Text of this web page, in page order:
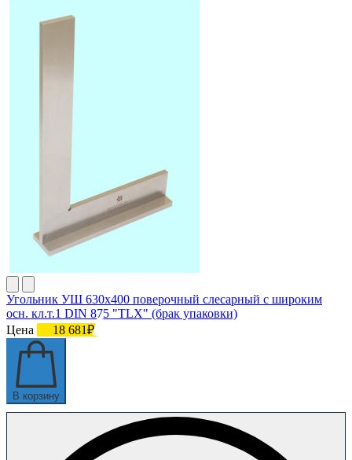
Угольник УШ 630х400 поверочный слесарный с широким
осн. кл.т.1 DIN 875 "TLX" (брак упаковки)
Цена
18 681₽
В корзину